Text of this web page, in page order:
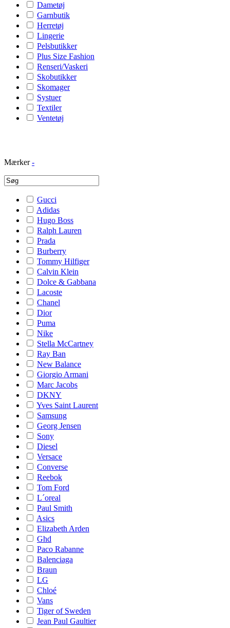
Dametøj
Garnbutik
Herretøj
Lingerie
Pelsbutikker
Plus Size Fashion
Renseri/Vaskeri
Skobutikker
Skomager
Systuer
Textiler
Ventetøj
Mærker -
Gucci
Adidas
Hugo Boss
Ralph Lauren
Prada
Burberry
Tommy Hilfiger
Calvin Klein
Dolce & Gabbana
Lacoste
Chanel
Dior
Puma
Nike
Stella McCartney
Ray Ban
New Balance
Giorgio Armani
Marc Jacobs
DKNY
Yves Saint Laurent
Samsung
Georg Jensen
Sony
Diesel
Versace
Converse
Reebok
Tom Ford
L´oreal
Paul Smith
Asics
Elizabeth Arden
Ghd
Paco Rabanne
Balenciaga
Braun
LG
Chloé
Vans
Tiger of Sweden
Jean Paul Gaultier